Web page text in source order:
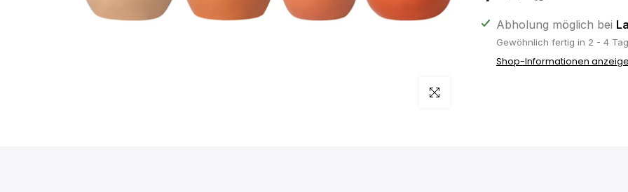
klicken um zu vergrößern
Abholung möglich bei
Gewöhnlich fertig in 2 - 4
Shop-Informationen